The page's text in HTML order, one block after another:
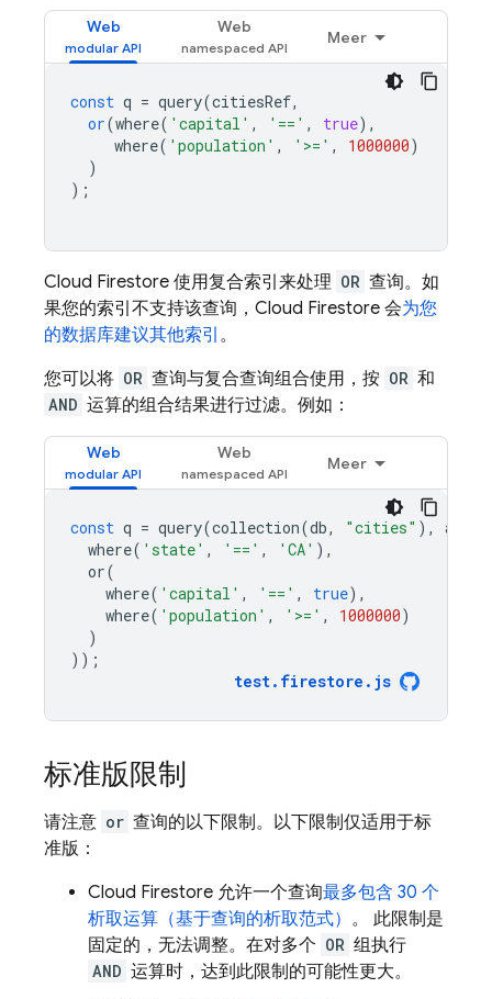
Web Web
Meer
const q = query(citiesRef,
or(where( 'capital' , '==' , true),
where( 'population' , '>=' , 1000000)
)
);
Cloud Firestore 使用复合索引来处理 OR 查询。如
果您的索引不支持该查询， Cloud Firestore 会为您
的数据库建议其他索引 。
您可以将 OR 查询与复合查询组合使用，按 OR 和
AND 运算的组合结果进行过滤。例如：
Web Web
Meer
const q = query(collection(db, "cities" ), and
where( 'state' , '==' , 'CA' ),
or(
where( 'capital' , '==' , true),
where( 'population' , '>=' , 1000000)
)
));
test. firestore . js
标准版限制
请注意 or 查询的以下限制。以下限制仅适用于标
准版：
Cloud Firestore 允许一个查询最多包含 30 个
析取运算（基于查询的析取范式） 。 此限制是
固定的，无法调整。在对多个 OR 组执行
AND 运算时，达到此限制的可能性更大。